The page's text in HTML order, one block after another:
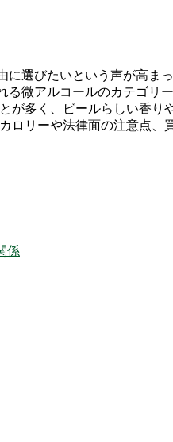
選びたいという声が高まっ
微アルコールのカテゴリー
多く、ビールらしい香り
ロリーや法律面の注意点
係